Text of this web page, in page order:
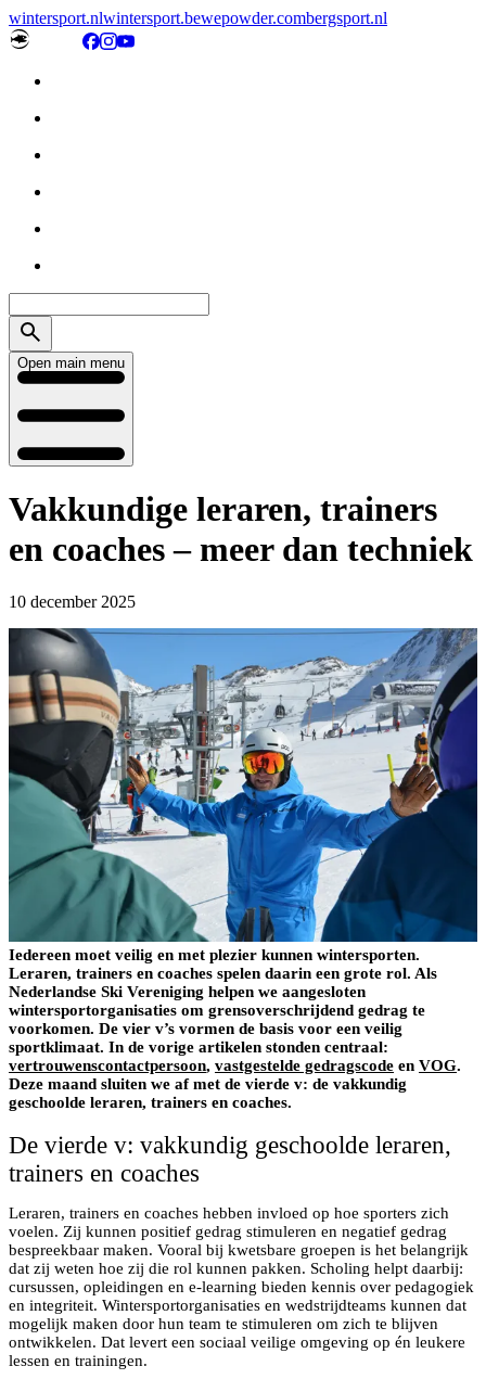
wintersport.nlwintersport.bewepowder.combergsport.nl
Open main menu
Vakkundige leraren, trainers
en coaches – meer dan techniek
10 december 2025
Iedereen moet veilig en met plezier kunnen wintersporten.
Leraren, trainers en coaches spelen daarin een grote rol. Als
Nederlandse Ski Vereniging helpen we aangesloten
wintersportorganisaties om grensoverschrijdend gedrag te
voorkomen. De vier v’s vormen de basis voor een veilig
sportklimaat. In de vorige artikelen stonden centraal:
vertrouwenscontactpersoon, vastgestelde gedragscode en VOG.
Deze maand sluiten we af met de vierde v: de vakkundig
geschoolde leraren, trainers en coaches.
De vierde v: vakkundig geschoolde leraren,
trainers en coaches
Leraren, trainers en coaches hebben invloed op hoe sporters zich
voelen. Zij kunnen positief gedrag stimuleren en negatief gedrag
bespreekbaar maken. Vooral bij kwetsbare groepen is het belangrijk
dat zij weten hoe zij die rol kunnen pakken. Scholing helpt daarbij:
cursussen, opleidingen en e-learning bieden kennis over pedagogiek
en integriteit. Wintersportorganisaties en wedstrijdteams kunnen dat
mogelijk maken door hun team te stimuleren om zich te blijven
ontwikkelen. Dat levert een sociaal veilige omgeving op én leukere
lessen en trainingen.